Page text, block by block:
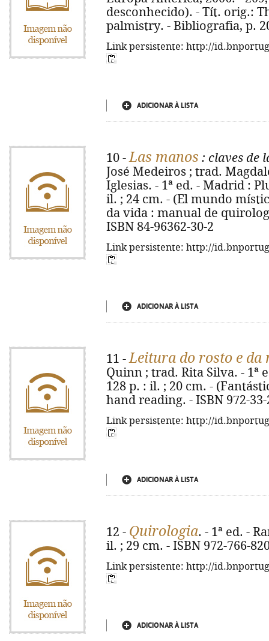
desconhecido). - Tít. orig.:
palmistry. - Bibliografia, p.
Link persistente: http://
ADICIONAR À LISTA
10 -Las manos : claves de
José Medeiros ; trad.
Iglesias. - 1ª ed. - Madrid :
il. ; 24 cm. - (El mundo
da vida : manual de
ISBN 84-96362-30-2
Link persistente: http://
ADICIONAR À LISTA
11 -Leitura do rosto e da
Quinn ; trad. Rita Silva. - 1ª
128 p. : il. ; 20 cm. -
hand reading. - ISBN 972-33-
Link persistente: http://
ADICIONAR À LISTA
12 - Quirologia. - 1ª ed. -
il. ; 29 cm. - ISBN 972-766-
Link persistente: http://
ADICIONAR À LISTA